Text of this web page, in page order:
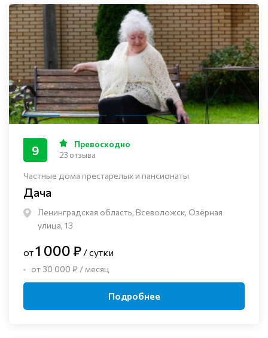
Частные дома престарелых и пансионаты
Дача
Ленинградская область, Всеволожск, Озёрная
улица, 13
9 Превосходно
23 отзыва
от1 000 ₽ / сутки
от 30 000 ₽ / месяц
Подробнее